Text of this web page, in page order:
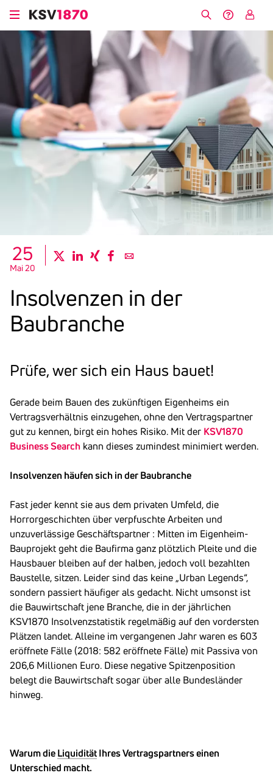
Direkt
zum
25
Mai 20
Insol­venzen in der
Baubranche
Prüfe, wer sich ein Haus bauet!
Gerade beim Bauen des zukünftigen Eigenheims ein
Vertragsverhältnis einzugehen, ohne den Vertragspartner
gut zu kennen, birgt ein hohes Risiko. Mit der KSV1870
Business Search kann dieses zumindest minimiert werden.
Insolvenzen häufen sich in der Baubranche
Fast jeder kennt sie aus dem privaten Umfeld, die
Horrorgeschichten über verpfuschte Arbeiten und
unzuverlässige Geschäftspartner : Mitten im Eigenheim-
Bauprojekt geht die Baufirma ganz plötzlich Pleite und die
Hausbauer bleiben auf der halben, jedoch voll bezahlten
Baustelle, sitzen. Leider sind das keine „Urban Legends“,
sondern passiert häufiger als gedacht. Nicht umsonst ist
die Bauwirtschaft jene Branche, die in der jährlichen
KSV1870 Insolvenzstatistik regelmäßig auf den vordersten
Plätzen landet. Alleine im vergangenen Jahr waren es 603
eröffnete Fälle (2018: 582 eröffnete Fälle) mit Passiva von
206,6 Millionen Euro. Diese negative Spitzenposition
belegt die Bauwirtschaft sogar über alle Bundesländer
hinweg.
Warum die Liquidität Ihres Vertragspartners einen
Unterschied macht.